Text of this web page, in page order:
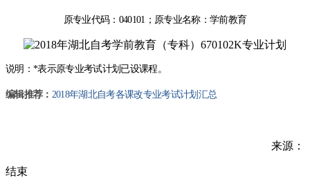
原专业代码： 040101 ；原专业名称：学前教育
说明： *表示原专业考试计划已设课程。
编辑推荐： 2018年湖北自考各课改专业考试计划汇总
来源：
结束